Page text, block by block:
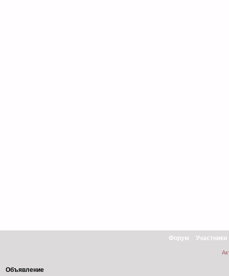
Форум Участники
Объявление